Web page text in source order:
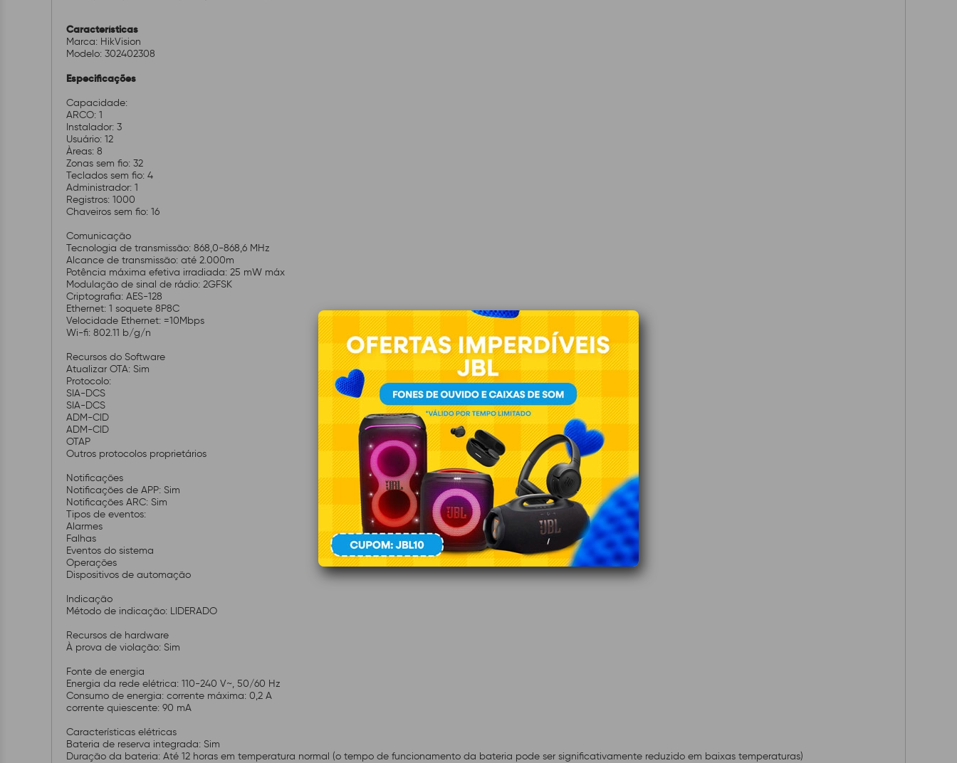
Características
Marca: HikVision
Modelo: 302402308
Especificações
Capacidade:
ARCO: 1
Instalador: 3
Usuário: 12
Àreas: 8
Zonas sem fio: 32
Teclados sem fio: 4
Administrador: 1
Registros: 1000
Chaveiros sem fio: 16
Comunicação
Tecnologia de transmissão: 868,0-868,6 MHz
Alcance de transmissão: até 2.000m
Potência máxima efetiva irradiada: 25 mW máx
Modulação de sinal de rádio: 2GFSK
Criptografia: AES-128
Ethernet: 1 soquete 8P8C
Velocidade Ethernet: =10Mbps
Wi-fi: 802.11 b/g/n
Recursos do Software
Atualizar OTA: Sim
Protocolo:
SIA-DCS
SIA-DCS
ADM-CID
ADM-CID
OTAP
Outros protocolos proprietários
Notificações
Notificações de APP: Sim
Notificações ARC: Sim
Tipos de eventos:
Alarmes
Falhas
Eventos do sistema
Operações
Dispositivos de automação
Indicação
Método de indicação: LIDERADO
Recursos de hardware
À prova de violação: Sim
Fonte de energia
Energia da rede elétrica: 110-240 V~, 50/60 Hz
Consumo de energia: corrente máxima: 0,2 A
corrente quiescente: 90 mA
Características elétricas
Bateria de reserva integrada: Sim
Duração da bateria: Até 12 horas em temperatura normal (o tempo de funcionamento da bateria pode ser significativamente reduzido em baixas temperaturas)